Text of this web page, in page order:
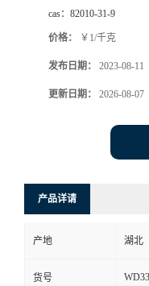
cas： 82010-31-9
价格： ￥1/千克
发布日期： 2023-08-11
更新日期： 2026-08-07
产品详请
产地 湖北
货号